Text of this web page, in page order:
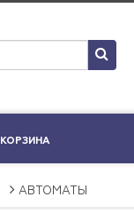
КОРЗИНА
АВТОМАТЫ